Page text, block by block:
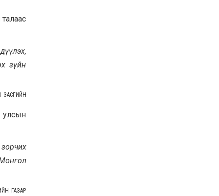
зүйн
ЗАСГИЙН
улсын
ГАЗАР